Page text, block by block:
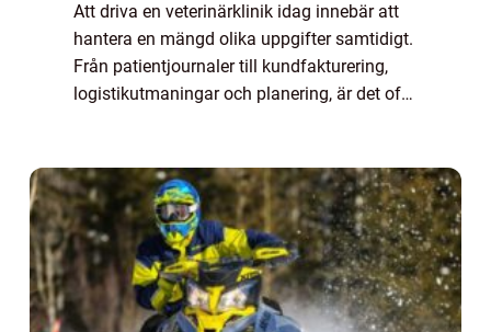
Att driva en veterinärklinik idag innebär att
hantera en mängd olika uppgifter samtidigt.
Från patientjournaler till kundfakturering,
logistikutmaningar och planering, är det ofta